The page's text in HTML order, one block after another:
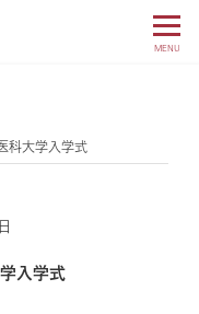
MENU
科大学入学式
入学式